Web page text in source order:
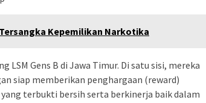
Kepemilikan Narkotika
Gens B di Jawa Timur. Di satu sisi, mereka
siap memberikan penghargaan (reward)
terbukti bersih serta berkinerja baik dalam